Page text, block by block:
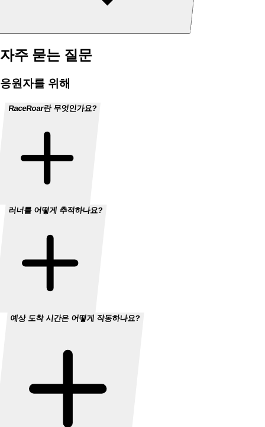
자주 묻는 질문
응원자를 위해
RaceRoar란 무엇인가요?
러너를 어떻게 추적하나요?
예상 도착 시간은 어떻게 작동하나요?